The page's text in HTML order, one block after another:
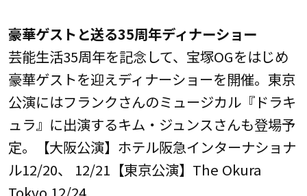
豪華ゲストと送る35周年ディナーショー
芸能生活35周年を記念して、宝塚OGをはじめ
豪華ゲストを迎えディナーショーを開催。東京
公演にはフランクさんのミュージカル『ドラキ
ュラ』に出演するキム・ジュンスさんも登場予
定。【大阪公演】ホテル阪急インターナショナ
ル12/20、 12/21【東京公演】The Okura